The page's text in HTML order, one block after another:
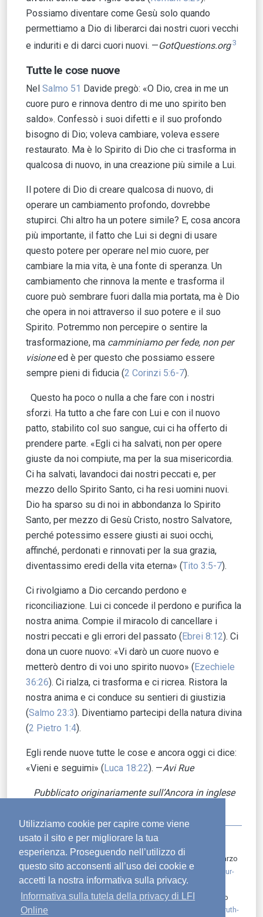
Utilizziamo cookie per capire come viene
usato il sito e per migliorare la tua
esperienza. Proseguendo nell’utilizzo di
questo sito acconsenti all’uso dei cookie e
accetti la nostra informativa sulla privacy.
Informativa sulla tutela della privacy di LFI
Online
Possiamo diventare come Gesù solo quando
permettiamo a Dio di liberarci dai nostri cuori vecchi
e induriti e di darci cuori nuovi. —GotQuestions.org 3
Tutte le cose nuove
Nel Salmo 51 Davide pregò: «O Dio, crea in me un
cuore puro e rinnova dentro di me uno spirito ben
saldo». Confessò i suoi difetti e il suo profondo
bisogno di Dio; voleva cambiare, voleva essere
restaurato. Ma è lo Spirito di Dio che ci trasforma in
qualcosa di nuovo, in una creazione più simile a Lui.
Il potere di Dio di creare qualcosa di nuovo, di
operare un cambiamento profondo, dovrebbe
stupirci. Chi altro ha un potere simile? E, cosa ancora
più importante, il fatto che Lui si degni di usare
questo potere per operare nel mio cuore, per
cambiare la mia vita, è una fonte di speranza. Un
cambiamento che rinnova la mente e trasforma il
cuore può sembrare fuori dalla mia portata, ma è Dio
che opera in noi attraverso il suo potere e il suo
Spirito. Potremmo non percepire o sentire la
trasformazione, ma camminiamo per fede, non per
visioneed è per questo che possiamo essere
sempre pieni di fiducia (2 Corinzi 5:6-7).
Questo ha poco o nulla a che fare con i nostri
sforzi. Ha tutto a che fare con Lui e con il nuovo
patto, stabilito col suo sangue, cui ci ha offerto di
prendere parte. «Egli ci ha salvati, non per opere
giuste da noi compiute, ma per la sua misericordia.
Ci ha salvati, lavandoci dai nostri peccati e, per
mezzo dello Spirito Santo, ci ha resi uomini nuovi.
Dio ha sparso su di noi in abbondanza lo Spirito
Santo, per mezzo di Gesù Cristo, nostro Salvatore,
perché potessimo essere giusti ai suoi occhi,
affinché, perdonati e rinnovati per la sua grazia,
diventassimo eredi della vita eterna» (Tito 3:5-7).
Ci rivolgiamo a Dio cercando perdono e
riconciliazione. Lui ci concede il perdono e purifica la
nostra anima. Compie il miracolo di cancellare i
nostri peccati e gli errori del passato ( Ebrei 8:12). Ci
dona un cuore nuovo: «Vi darò un cuore nuovo e
metterò dentro di voi uno spirito nuovo» ( Ezechiele
36:26). Ci rialza, ci trasforma e ci ricrea. Ristora la
nostra anima e ci conduce su sentieri di giustizia
(Salmo 23:3). Diventiamo partecipi della natura divina
(2 Pietro 1:4).
Egli rende nuove tutte le cose e ancora oggi ci dice:
«Vieni e seguimi» ( Luca 18:22). —Avi Rue
Pubblicato originariamente sull’Ancora in inglese
1 Jon Bloom, “Don’t Follow Your Heart”, Desiring God, 9 marzo
2015,https://www.desiringgod.org/articles/dont-follow-your-
heart
2Robby Lashua, “Follow the Truth, Not Your Heart” Stand to
Reason, 6 agosto 2024,
https://www.str.org/w/follow-the-truth-